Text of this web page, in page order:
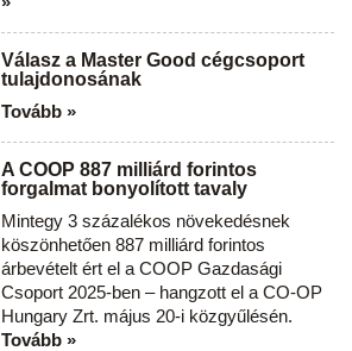
Válasz a Master Good cégcsoport
tulajdonosának
Tovább »
A COOP 887 milliárd forintos
forgalmat bonyolított tavaly
Mintegy 3 százalékos növekedésnek
köszönhetően 887 milliárd forintos
árbevételt ért el a COOP Gazdasági
Csoport 2025-ben – hangzott el a CO-OP
Hungary Zrt. május 20-i közgyűlésén.
Tovább »